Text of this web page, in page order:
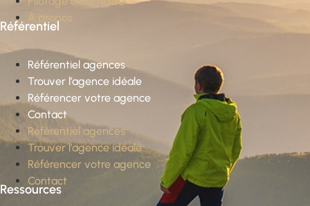
À propos
Référentiel
Référentiel agences
Trouver l’agence idéale
Référencer votre agence
Contact
Référentiel agences
Trouver l’agence idéale
Référencer votre agence
Contact
Ressources